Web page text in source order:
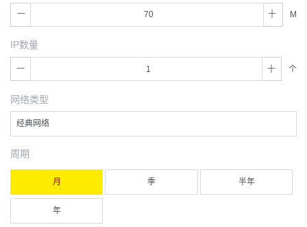
M
IP数量
个
网络类型
经典网络
周期
月 季 半年
年